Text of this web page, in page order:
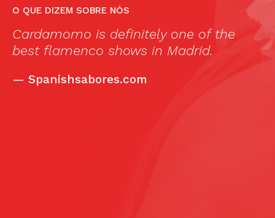
O QUE DIZEM SOBRE NÓS
“Estupendo show, flamenco de verdad,
sin dramas ni estilos impostados, en
flamencos de verdad. El mejor bailaor